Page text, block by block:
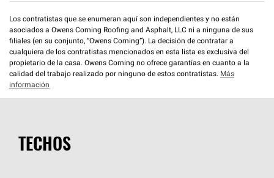
Los contratistas que se enumeran aquí son independientes y no están
asociados a Owens Corning Roofing and Asphalt, LLC ni a ninguna de sus
filiales (en su conjunto, “Owens Corning”). La decisión de contratar a
cualquiera de los contratistas mencionados en esta lista es exclusiva del
propietario de la casa. Owens Corning no ofrece garantías en cuanto a la
calidad del trabajo realizado por ninguno de estos contratistas. Más
información
TECHOS